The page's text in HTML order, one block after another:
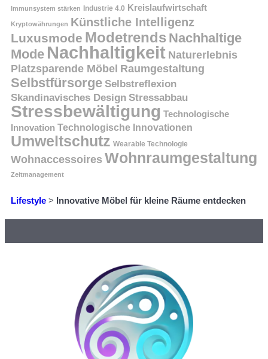
Immunsystem stärken Industrie 4.0 Kreislaufwirtschaft
Kryptowährungen Künstliche Intelligenz
Luxusmode Modetrends Nachhaltige
Mode Nachhaltigkeit Naturerlebnis
Platzsparende Möbel Raumgestaltung
Selbstfürsorge Selbstreflexion
Skandinavisches Design Stressabbau
Stressbewältigung Technologische
Innovation Technologische Innovationen
Umweltschutz Wearable Technologie
Wohnaccessoires Wohnraumgestaltung
Zeitmanagement
Lifestyle > Innovative Möbel für kleine Räume entdecken